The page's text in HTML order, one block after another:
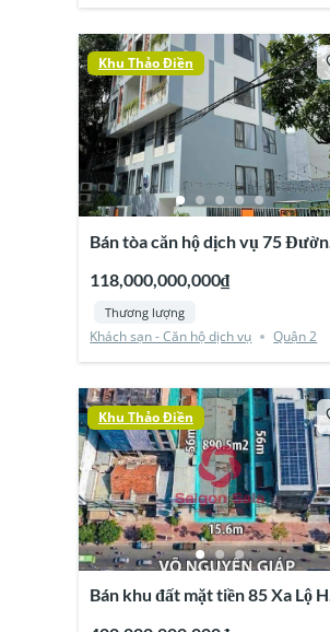
Khu Thảo Điền
Bán tòa căn hộ dịch vụ 75 Đường
118,000,000,000₫
Thương lượng
Khách sạn - Căn hộ dịch vụ Quận 2
Khu Thảo Điền
Bán khu đất mặt tiền 85 Xa Lộ